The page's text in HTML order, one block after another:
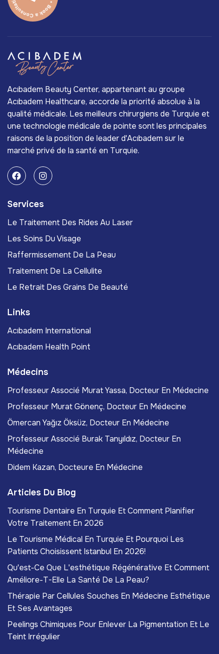
Acıbadem Beauty Center, appartenant au groupe
Acıbadem Healthcare, accorde la priorité absolue à la
qualité médicale. Les meilleurs chirurgiens de Turquie et
une technologie médicale de pointe sont les principales
raisons de la position de leader d'Acıbadem sur le
marché privé de la santé en Turquie.
Services
Le Traitement Des Rides Au Laser
Les Soins Du Visage
Raffermissement De La Peau
Traitement De La Cellulite
Le Retrait Des Grains De Beauté
Links
Acıbadem International
Acıbadem Health Point
Médecins
Professeur Associé Murat Yassa, Docteur En Médecine
Professeur Murat Gönenç, Docteur En Médecine
Ömercan Yağız Öksüz, Docteur En Médecine
Professeur Associé Burak Tanyıldız, Docteur En
Médecine
Didem Kazan, Docteure En Médecine
Articles Du Blog
Tourisme Dentaire En Turquie Et Comment Planifier
Votre Traitement En 2026
Le Tourisme Médical En Turquie Et Pourquoi Les
Patients Choisissent Istanbul En 2026!
Qu'est-Ce Que L'esthétique Régénérative Et Comment
Améliore-T-Elle La Santé De La Peau?
Thérapie Par Cellules Souches En Médecine Esthétique
Et Ses Avantages
Peelings Chimiques Pour Enlever La Pigmentation Et Le
Teint Irrégulier